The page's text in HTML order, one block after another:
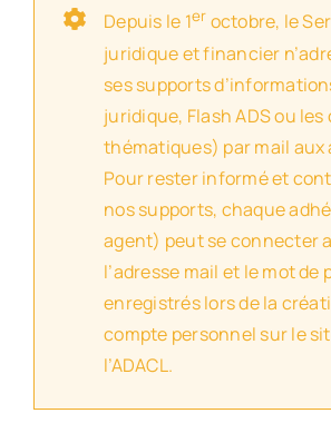
Depuis le 1er octobre, le
juridique et financier
ses supports
juridique, Flash ADS ou
thématiques) par mail aux
Pour rester informé et
nos supports, chaque
agent) peut se connecter
l’adresse mail et le mot de
enregistrés lors de la
compte personnel sur le
l’ADACL.